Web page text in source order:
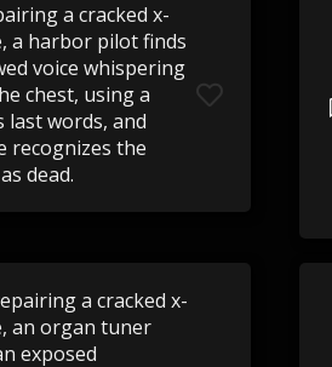
a cracked x-
a harbor pilot finds
voice whispering
chest, using a
last words, and
recognizes the
dead.
a cracked x-
an organ tuner
exposed